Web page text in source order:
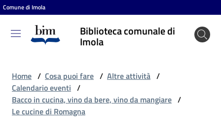
Vai al contenuto
Vai alla navigazione
Vai al footer
Comune di Imola
Biblioteca comunale di
Imola
Biblioteca
comunale
Entra
Home / Cosa puoi fare / Altre attività /
Calendario eventi /
Bacco in cucina, vino da bere, vino da mangiare /
Le cucine di Romagna